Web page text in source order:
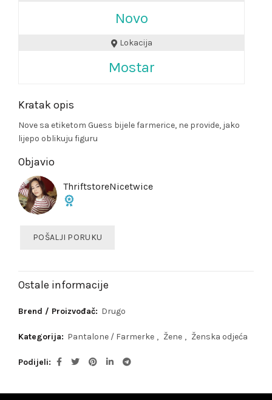
Novo
Lokacija
Mostar
Kratak opis
Nove sa etiketom Guess bijele farmerice, ne provide, jako
lijepo oblikuju figuru
Objavio
ThriftstoreNicetwice
POŠALJI PORUKU
Ostale informacije
Brend / Proizvođač: Drugo
Kategorija: Pantalone / Farmerke , Žene , Ženska odjeća
Podijeli